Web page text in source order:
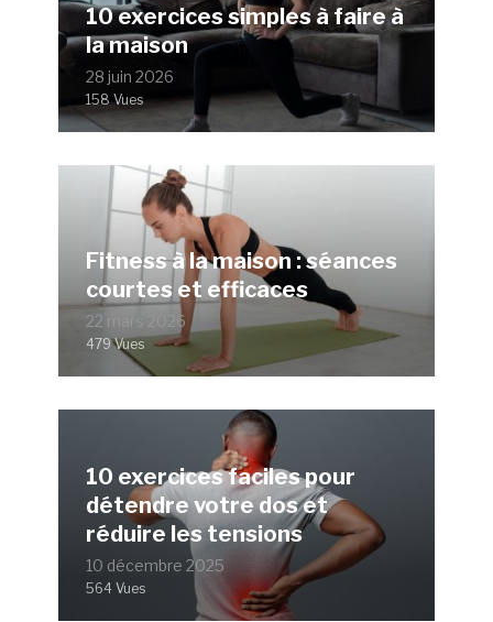
10 exercices simples à faire à
la maison
28 juin 2026
158 Vues
Fitness à la maison : séances
courtes et efficaces
22 mars 2026
479 Vues
10 exercices faciles pour
détendre votre dos et
réduire les tensions
10 décembre 2025
564 Vues